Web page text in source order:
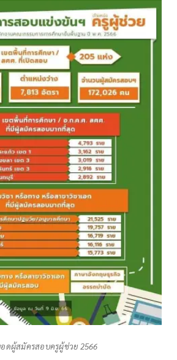
ดผู้สมัครสอบครูผู้ช่วย 2566